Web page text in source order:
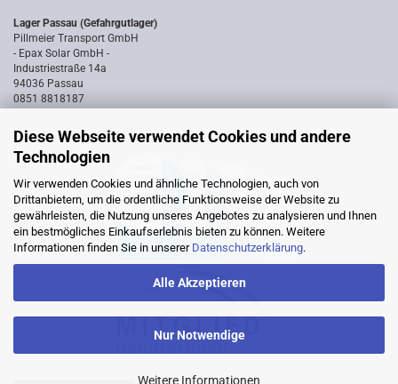
Diese Webseite verwendet Cookies und andere
Technologien
Wir verwenden Cookies und ähnliche Technologien, auch von
Drittanbietern, um die ordentliche Funktionsweise der Website zu
gewährleisten, die Nutzung unseres Angebotes zu analysieren und Ihnen
ein bestmögliches Einkaufserlebnis bieten zu können. Weitere
Informationen finden Sie in unserer Datenschutzerklärung.
Alle Akzeptieren
Nur Notwendige
Weitere Informationen
Lager Passau (Gefahrgutlager)
Pillmeier Transport GmbH
- Epax Solar GmbH -
Industriestraße 14a
94036 Passau
0851 8818187